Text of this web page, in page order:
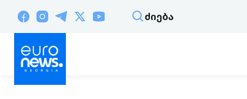
ᲫᲘᲔᲑᲐ